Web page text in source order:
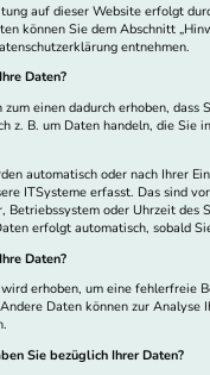
auf dieser Website erfolgt
können Sie dem Abschnitt
entnehmen.
Daten?
einen dadurch erhoben, dass
z. B. um Daten handeln, die Sie
automatisch oder nach Ihrer
ITSysteme erfasst. Das sind
Betriebssystem oder Uhrzeit des
erfolgt automatisch, sobald
Daten?
erhoben, um eine fehlerfreie
Daten können zur Analyse
Sie bezüglich Ihrer Daten?